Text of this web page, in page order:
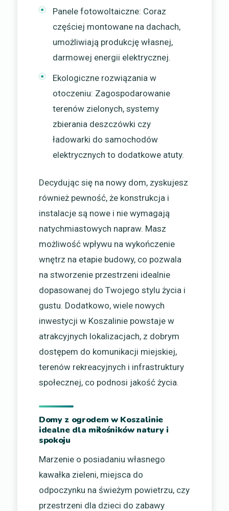
Panele fotowoltaiczne: Coraz
częściej montowane na dachach,
umożliwiają produkcję własnej,
darmowej energii elektrycznej.
Ekologiczne rozwiązania w
otoczeniu: Zagospodarowanie
terenów zielonych, systemy
zbierania deszczówki czy
ładowarki do samochodów
elektrycznych to dodatkowe atuty.
Decydując się na nowy dom, zyskujesz
również pewność, że konstrukcja i
instalacje są nowe i nie wymagają
natychmiastowych napraw. Masz
możliwość wpływu na wykończenie
wnętrz na etapie budowy, co pozwala
na stworzenie przestrzeni idealnie
dopasowanej do Twojego stylu życia i
gustu. Dodatkowo, wiele nowych
inwestycji w Koszalinie powstaje w
atrakcyjnych lokalizacjach, z dobrym
dostępem do komunikacji miejskiej,
terenów rekreacyjnych i infrastruktury
społecznej, co podnosi jakość życia.
Domy z ogrodem w Koszalinie
idealne dla miłośników natury i
spokoju
Marzenie o posiadaniu własnego
kawałka zieleni, miejsca do
odpoczynku na świeżym powietrzu, czy
przestrzeni dla dzieci do zabawy